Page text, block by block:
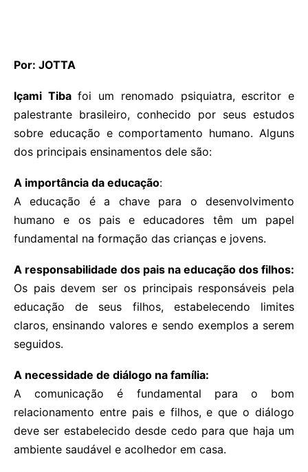
Por: JOTTA
Içami Tibafoi um renomado psiquiatra, escritor e
palestrante brasileiro, conhecido por seus estudos
sobre educação e comportamento humano. Alguns
dos principais ensinamentos dele são:
A importância da educação:
A educação é a chave para o desenvolvimento
humano e os pais e educadores têm um papel
fundamental na formação das crianças e jovens.
A responsabilidade dos pais na educação dos filhos:
Os pais devem ser os principais responsáveis pela
educação de seus filhos, estabelecendo limites
claros, ensinando valores e sendo exemplos a serem
seguidos.
A necessidade de diálogo na família:
A comunicação é fundamental para o bom
relacionamento entre pais e filhos, e que o diálogo
deve ser estabelecido desde cedo para que haja um
ambiente saudável e acolhedor em casa.